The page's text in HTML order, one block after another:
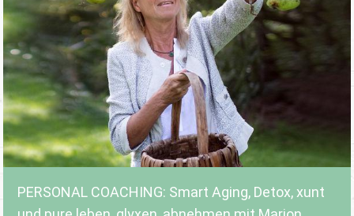
PERSONAL COACHING: Smart Aging, Detox, xunt